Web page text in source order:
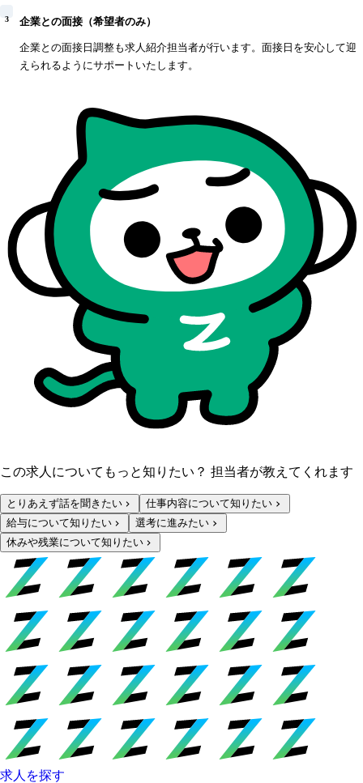
3 企業との面接（希望者のみ）
企業との面接日調整も求人紹介担当者が行います。面接日を安心して迎
えられるようにサポートいたします。
この求人についてもっと知りたい？ 担当者が教えてくれます
とりあえず話を聞きたい
仕事内容について知りたい
給与について知りたい
選考に進みたい
休みや残業について知りたい
求人を探す